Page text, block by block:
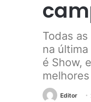
Todas
na
é Show,
Editor